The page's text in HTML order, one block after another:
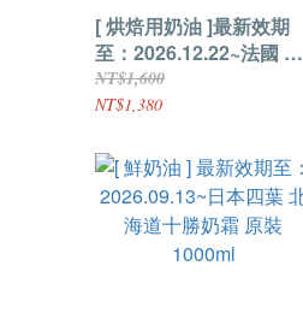
[ 烘焙用奶油 ]最新效期
至：2026.12.22~法國 愛
樂薇發酵奶油條(無鹽) 原
裝2.5kg
NT$1,600
NT$1,380